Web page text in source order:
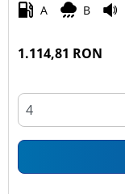
A B
1.114,81 RON